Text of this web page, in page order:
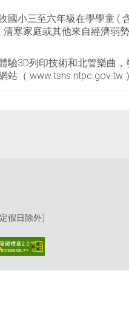
小三至六年級在學學童
寒家庭或其他來自經濟
3D列印技術和北管樂曲
（
假日除外)